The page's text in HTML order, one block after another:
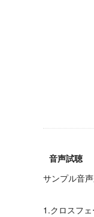
音声試聴
サンプル音
1.クロスフ